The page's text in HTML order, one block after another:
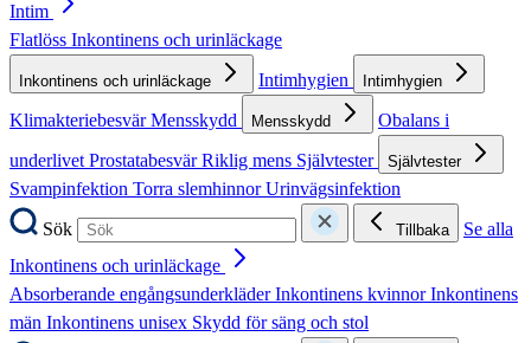
Intim
Flatlöss Inkontinens och urinläckage
Inkontinens och urinläckage Intimhygien Intimhygien
KlimakteriebesvärMensskydd Mensskydd
Obalans i
underlivetProstatabesvärRiklig mens Självtester Självtester
Svampinfektion Torra slemhinnorUrinvägsinfektion
Sök
Tillbaka
Se alla
Inkontinens och urinläckage
Absorberande engångsunderkläderInkontinens kvinnorInkontinens
män Inkontinens unisex Skydd för säng och stol